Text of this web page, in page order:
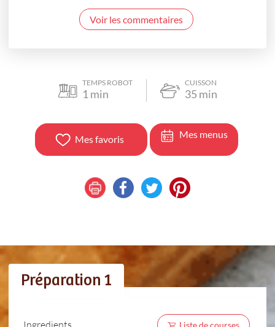
Voir les commentaires
TEMPS ROBOT
1 min
CUISSON
35 min
Mes favoris Mes menus
Préparation 1
Ingredients Liste de courses